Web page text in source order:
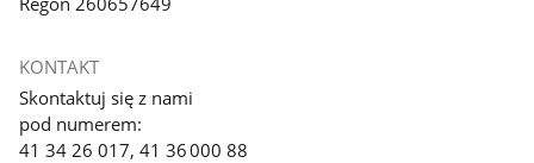
KONTAKT
Skontaktuj się z nami
pod numerem:
41 34 26 017, 41 36 000 88